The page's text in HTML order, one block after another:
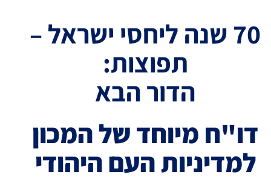
70 שנה ליחסי ישראל –
תפוצות:
הדור הבא
דו"ח מיוחד של המכון
למדיניות העם היהודי